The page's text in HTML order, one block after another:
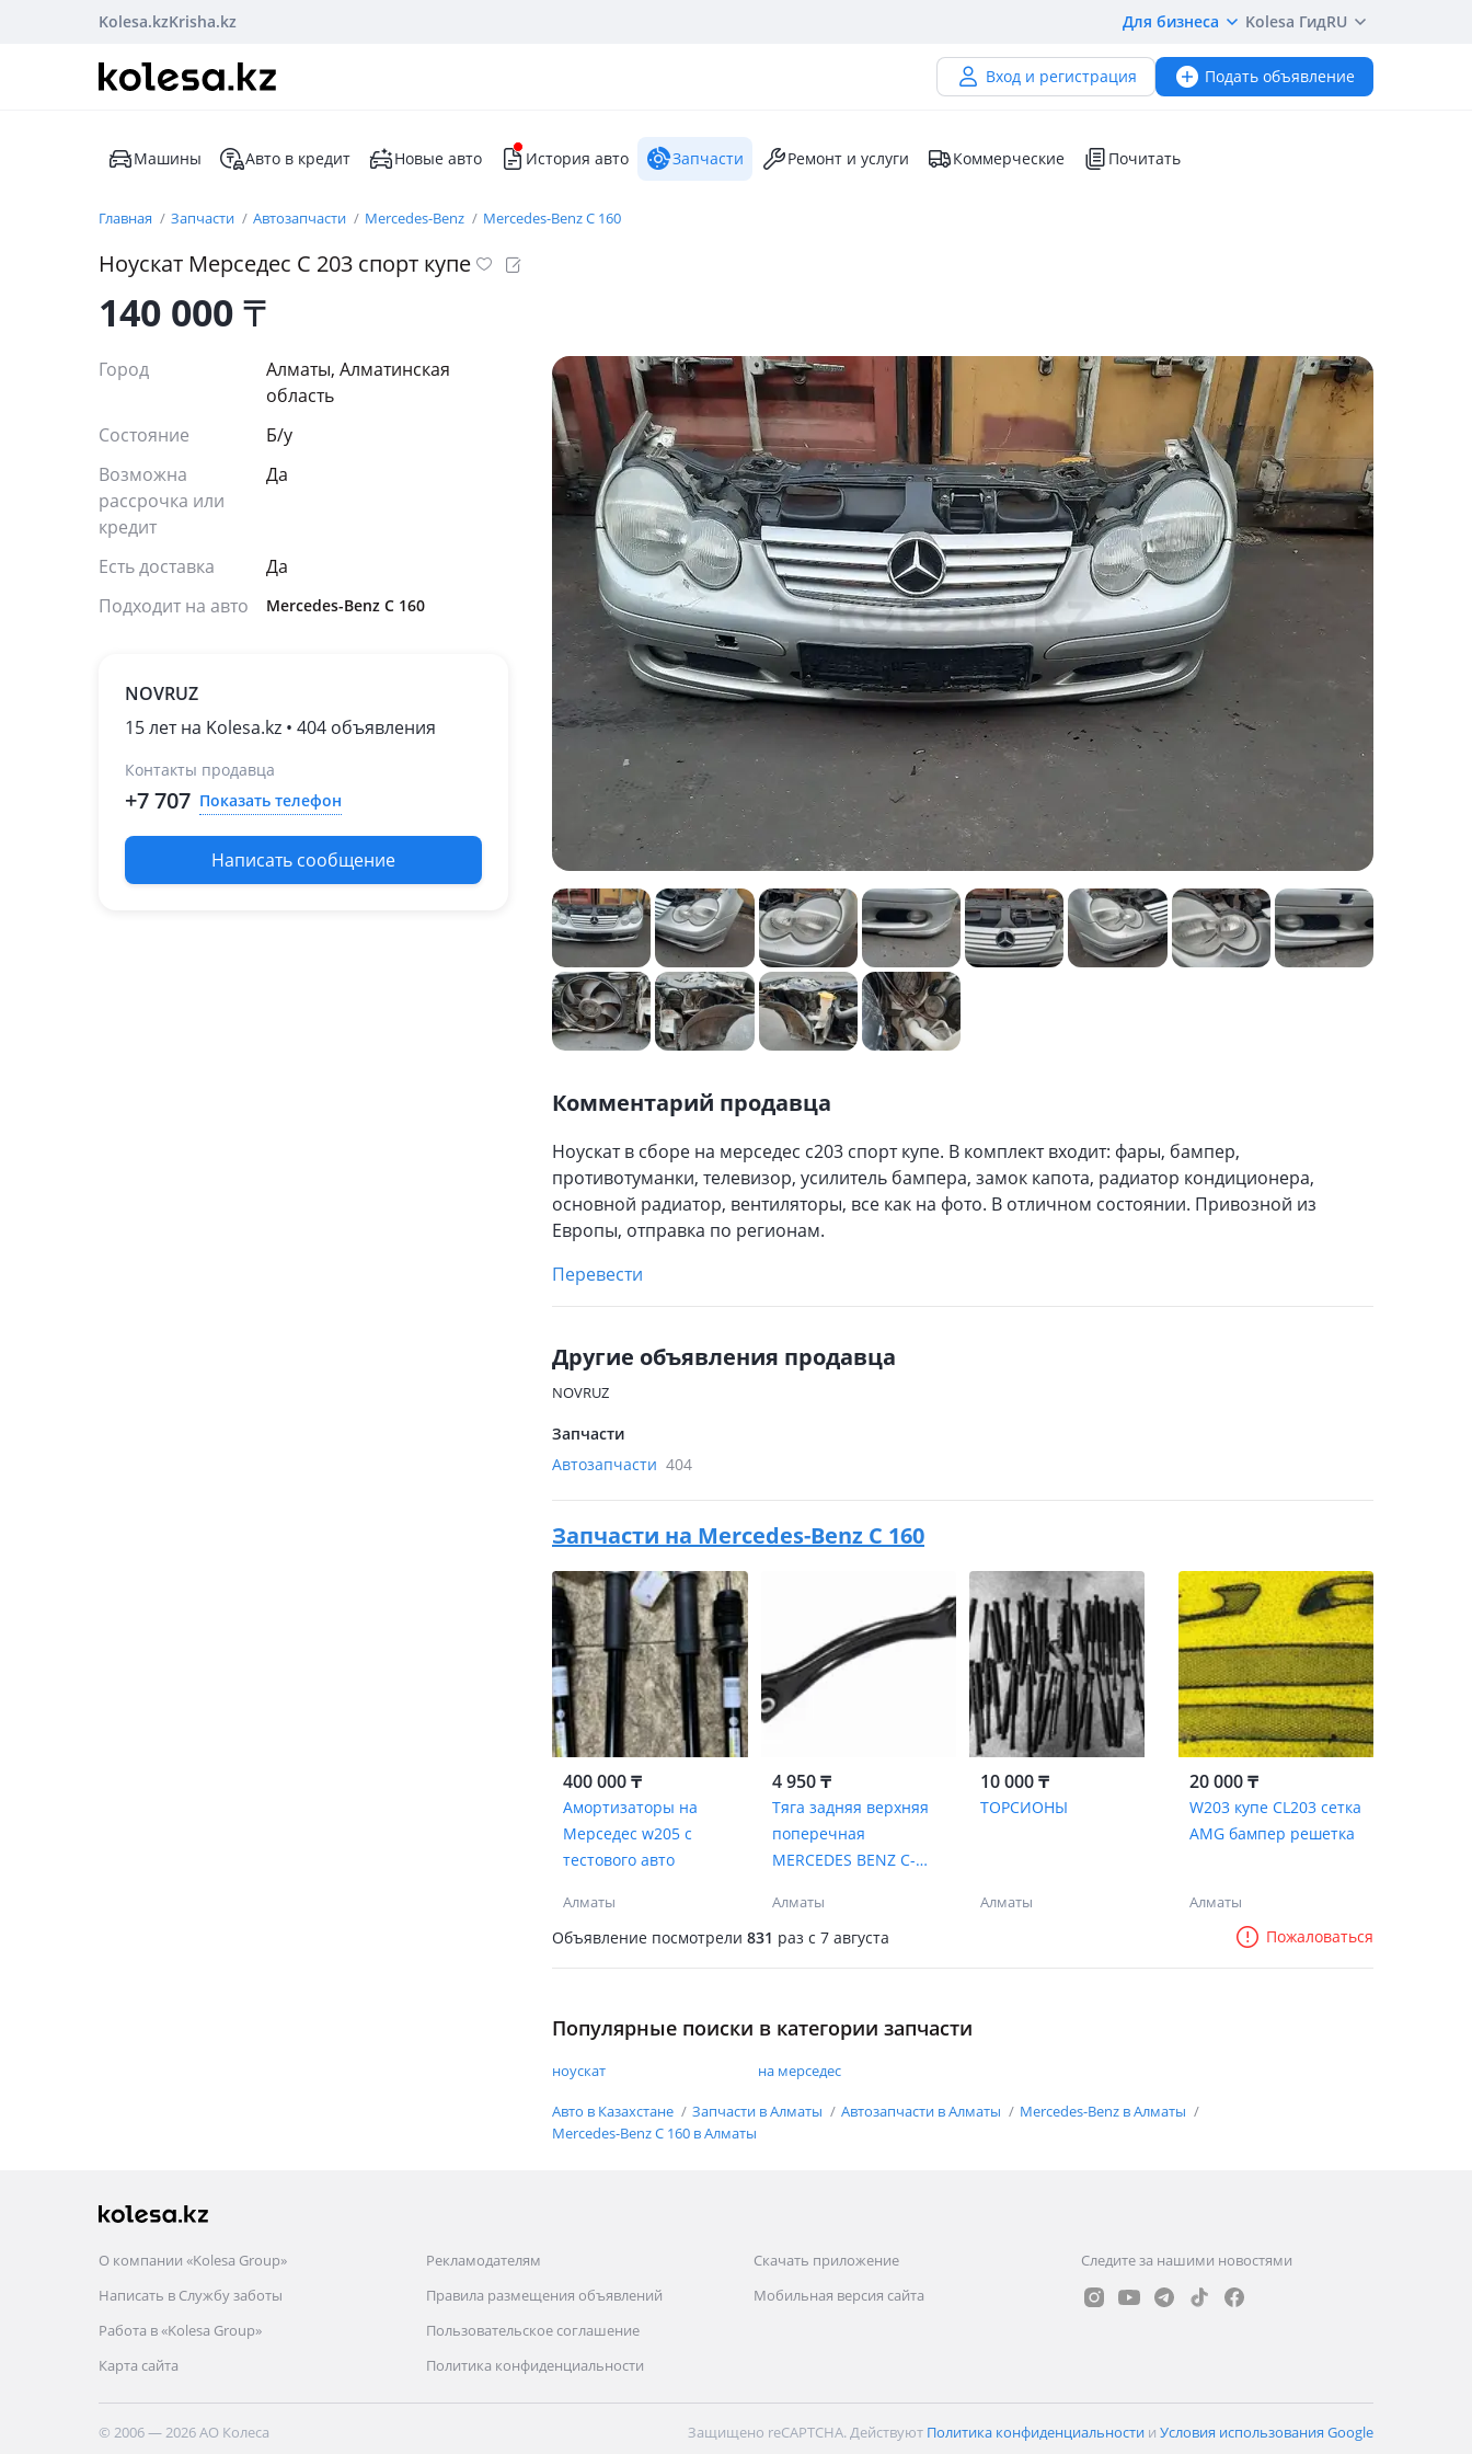
Kolesa.kzKrisha.kz Для бизнеса Kolesa ГидRU
Вход и регистрация Подать объявление
Машины Авто в кредит Новые авто История авто Запчасти Ремонт и услуги Коммерческие Почитать
Главная Запчасти Автозапчасти Mercedes-Benz Mercedes-Benz C 160
Ноускат Мерседес С 203 спорт купе
140 000₸
Город
Алматы, Алматинская
область
Состояние
Б/y
Возможна
рассрочка или
кредит
Да
Есть доставка
Да
Подходит на авто
Mercedes-Benz C 160
NOVRUZ
15 лет на Kolesa.kz • 404 объявления
Контакты продавца
+7 707 Показать телефон
Написать сообщение
Комментарий продавца
Ноускат в сборе на мерседес с203 спорт купе. В комплект входит: фары, бампер,
противотуманки, телевизор, усилитель бампера, замок капота, радиатор кондиционера,
основной радиатор, вентиляторы, все как на фото. В отличном состоянии. Привозной из
Европы, отправка по регионам.
Перевести
Другие объявления продавца
NOVRUZ
Запчасти
Автозапчасти 404
Запчасти на Mercedes-Benz C 160
400 000 ₸
Амортизаторы на
Мерседес w205 с
тестового авто
Алматы
4 950 ₸
Тяга задняя верхняя
поперечная
MERCEDES BENZ C-
Алматы
10 000 ₸
ТОРСИОНЫ
Алматы
20 000 ₸
W203 купе CL203 сетка
AMG бампер решетка
Алматы
Объявление посмотрели 831 раз c 7 августа Пожаловаться
Популярные поиски в категории запчасти
ноускат на мерседес
Авто в Казахстане Запчасти в Алматы Автозапчасти в Алматы
Mercedes-Benz в Алматы
Mercedes-Benz C 160 в Алматы
О компании «Kolesa Group»
Написать в Службу заботы
Работа в «Kolesa Group»
Карта сайта
Рекламодателям
Правила размещения объявлений
Пользовательское соглашение
Политика конфиденциальности
Скачать приложение
Мобильная версия сайта
Следите за нашими новостями
© 2006 — 2026 АО Колеса Защищено reCAPTCHA. Действуют Политика конфиденциальности и Условия использования Google